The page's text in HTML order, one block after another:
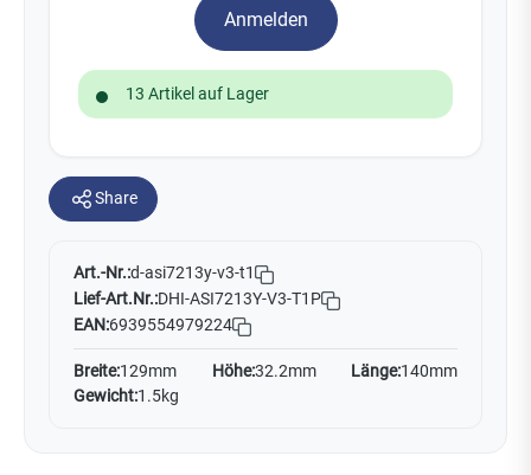
Anmelden
13 Artikel auf Lager
Share
Art.-Nr.:d-asi7213y-v3-t1
Lief-Art.Nr.:DHI-ASI7213Y-V3-T1P
EAN:6939554979224
Breite:129mm Höhe:32.2mm Länge:140mm
Gewicht:1.5kg